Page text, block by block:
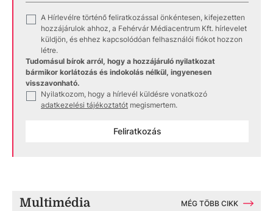
A Hírlevélre történő feliratkozással önkéntesen, kifejezetten
hozzájárulok ahhoz, a Fehérvár Médiacentrum Kft. hírlevelet
küldjön, és ehhez kapcsolódóan felhasználói fiókot hozzon
létre.
Tudomásul bírok arról, hogy a hozzájáruló nyilatkozat
bármikor korlátozás és indokolás nélkül, ingyenesen
visszavonható.
Nyilatkozom, hogy a hírlevél küldésre vonatkozó
adatkezelési tájékoztatót megismertem.
Feliratkozás
Multimédia MÉG TÖBB CIKK